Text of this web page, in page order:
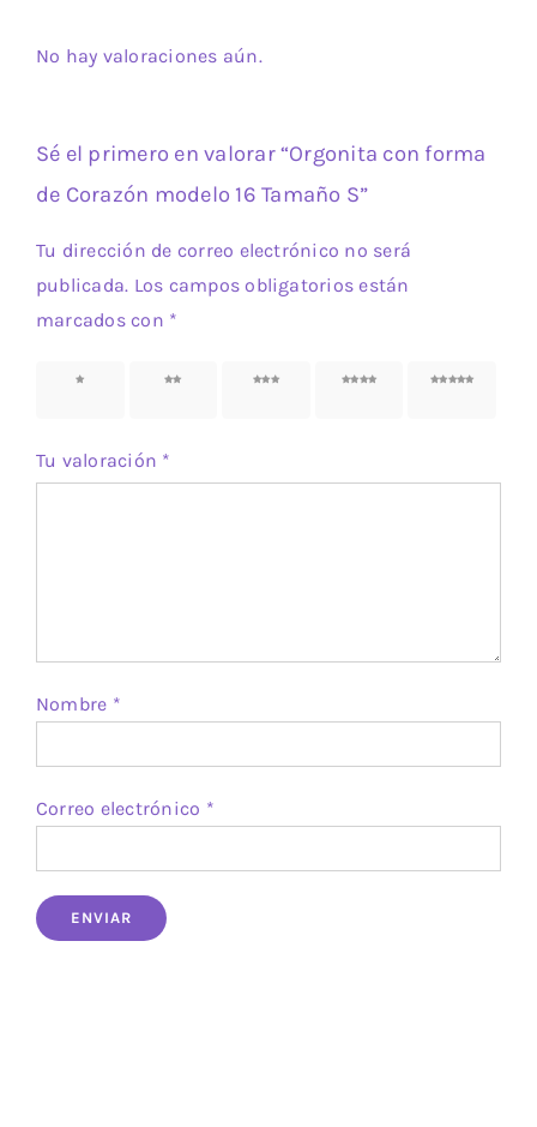
No hay valoraciones aún.
Sé el primero en valorar “Orgonita con forma
de Corazón modelo 16 Tamaño S”
Tu dirección de correo electrónico no será
publicada. Los campos obligatorios están
marcados con *
1 de 5
2 de 5
3 de 5
4 de 5
5 de 5
Tu valoración *
Nombre *
Correo electrónico *